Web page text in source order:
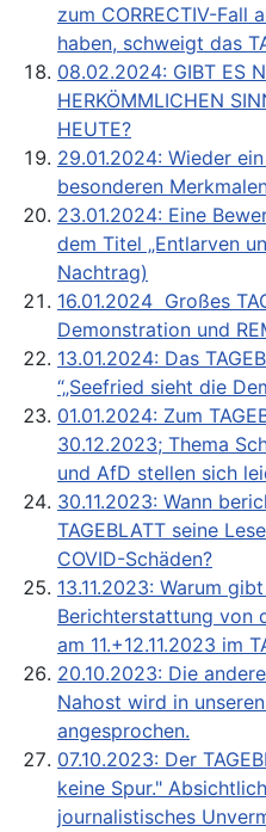
zum CORRECTIV-Fall
haben, schweigt das
08.02.2024: GIBT ES
HERKÖMMLICHEN
HEUTE?
29.01.2024: Wieder
besonderen
23.01.2024: Eine
dem Titel „Entlarven
Nachtrag)
16.01.2024 Großes
Demonstration und
13.01.2024: Das
“„Seefried sieht die
01.01.2024: Zum
30.12.2023; Thema
und AfD stellen sich
30.11.2023: Wann
TAGEBLATT seine
COVID-Schäden?
13.11.2023: Warum
Berichterstattung von
am 11.+12.11.2023 im
20.10.2023: Die
Nahost wird in
angesprochen.
07.10.2023: Der
keine Spur."
journalistisches